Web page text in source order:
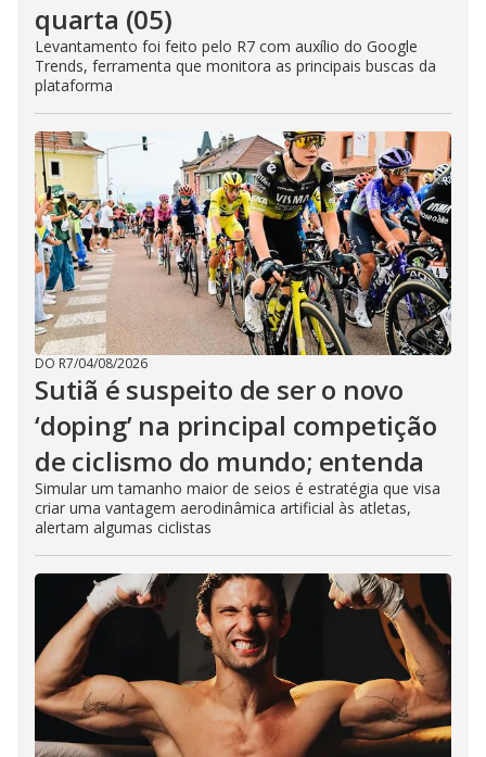
quarta (05)
Levantamento foi feito pelo R7 com auxílio do Google
Trends, ferramenta que monitora as principais buscas da
plataforma
DO R7/04/08/2026
Sutiã é suspeito de ser o novo
‘doping’ na principal competição
de ciclismo do mundo; entenda
Simular um tamanho maior de seios é estratégia que visa
criar uma vantagem aerodinâmica artificial às atletas,
alertam algumas ciclistas